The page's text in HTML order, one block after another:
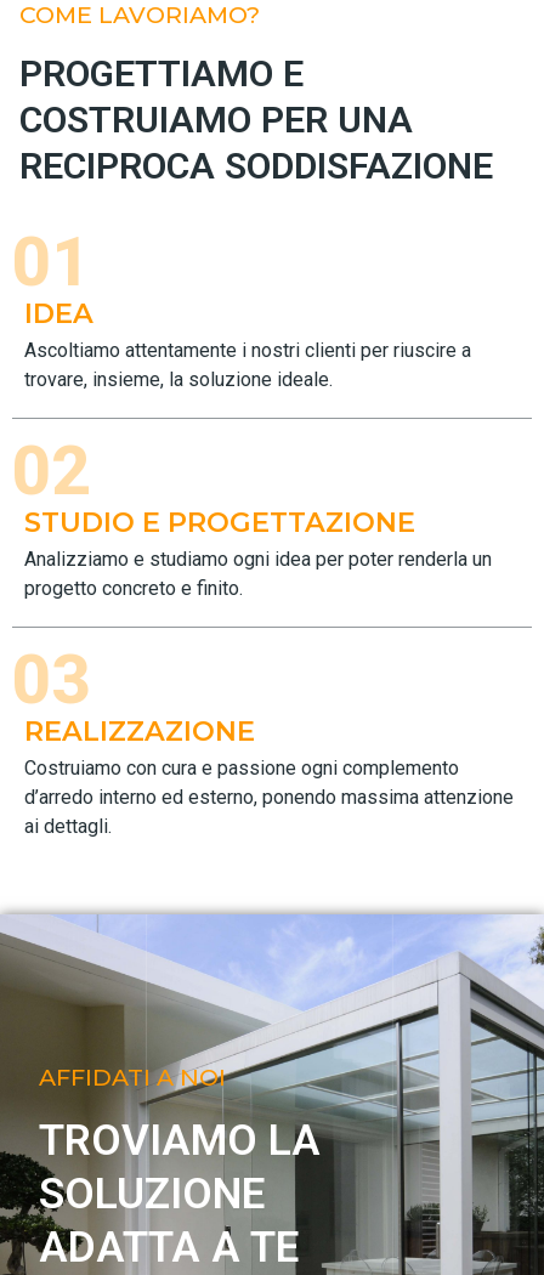
COME LAVORIAMO?
PROGETTIAMO E
COSTRUIAMO PER UNA
RECIPROCA SODDISFAZIONE
01
IDEA
Ascoltiamo attentamente i nostri clienti per riuscire a
trovare, insieme, la soluzione ideale.
02
STUDIO E PROGETTAZIONE
Analizziamo e studiamo ogni idea per poter renderla un
progetto concreto e finito.
03
REALIZZAZIONE
Costruiamo con cura e passione ogni complemento
d’arredo interno ed esterno, ponendo massima attenzione
ai dettagli.
AFFIDATI A NOI
TROVIAMO LA
SOLUZIONE
ADATTA A TE